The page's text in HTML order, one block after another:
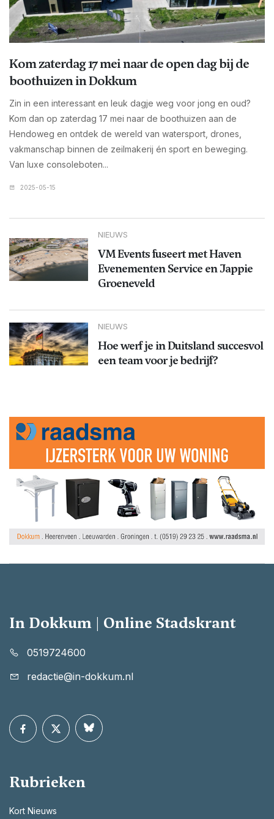
Kom zaterdag 17 mei naar de open dag bij de
boothuizen in Dokkum
Zin in een interessant en leuk dagje weg voor jong en oud?
Kom dan op zaterdag 17 mei naar de boothuizen aan de
Hendoweg en ontdek de wereld van watersport, drones,
vakmanschap binnen de zeilmakerij én sport en beweging.
Van luxe consoleboten...
2025-05-15
NIEUWS
VM Events fuseert met Haven
Evenementen Service en Jappie
Groeneveld
NIEUWS
Hoe werf je in Duitsland succesvol
een team voor je bedrijf?
In Dokkum | Online Stadskrant
0519724600
redactie@in-dokkum.nl
Rubrieken
Kort Nieuws